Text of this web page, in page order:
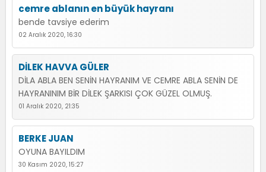
cemre ablanın en büyük hayranı
bende tavsiye ederim
02 Aralık 2020, 16:30
DİLEK HAVVA GÜLER
DİLA ABLA BEN SENİN HAYRANIM VE CEMRE ABLA SENİN DE
HAYRANINIM BİR DİLEK ŞARKISI ÇOK GÜZEL OLMUŞ.
01 Aralık 2020, 21:35
BERKE JUAN
OYUNA BAYILDIM
30 Kasım 2020, 15:27